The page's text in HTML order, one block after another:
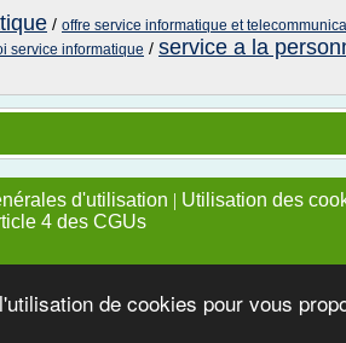
de cookies pour vous
/ offre service informatique et
service informatique / service a la
d'utilisation | Utilisation des
4 des CGUs